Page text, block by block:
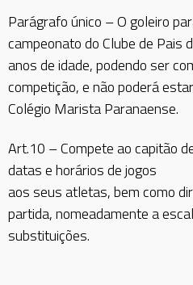
Parágrafo único – O goleiro
campeonato do Clube de Pais
anos de idade, podendo ser
competição, e não poderá
Colégio Marista Paranaense.
Art.10 – Compete ao capitão
datas e horários de jogos
aos seus atletas, bem como
partida, nomeadamente a
substituições.